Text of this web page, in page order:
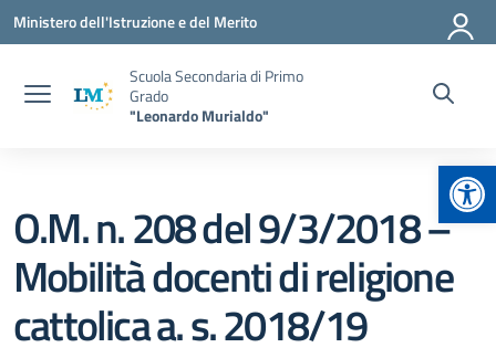
Vai ai contenuti
Vai al menu di navigazione
Vai al footer
Ministero dell'Istruzione e del Merito
Scuola Secondaria di Primo
Grado
"Leonardo Murialdo"
O.M. n. 208 del 9/3/2018 –
Mobilità docenti di religione
cattolica a. s. 2018/19